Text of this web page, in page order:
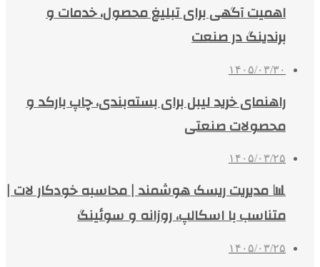
اهمیت آگهی برای تبلیغ محصول، خدمات و
برندینگ در صنعت
۱۴۰۵/۰۳/۳۰
راهنمای خرید لیبل برای بسته‌بندی، چاپ بارکد و
محصولات صنعتی
۱۴۰۵/۰۳/۲۵
📊 مدیریت ریسک هوشمند | محاسبه خودکار لات |
متناسب با اسکالپ، روزانه و سوئینگ
۱۴۰۵/۰۳/۲۵